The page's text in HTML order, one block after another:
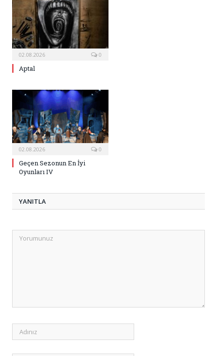
02.08.2026 0
Aptal
02.08.2026 0
Geçen Sezonun En İyi
Oyunları IV
YANITLA